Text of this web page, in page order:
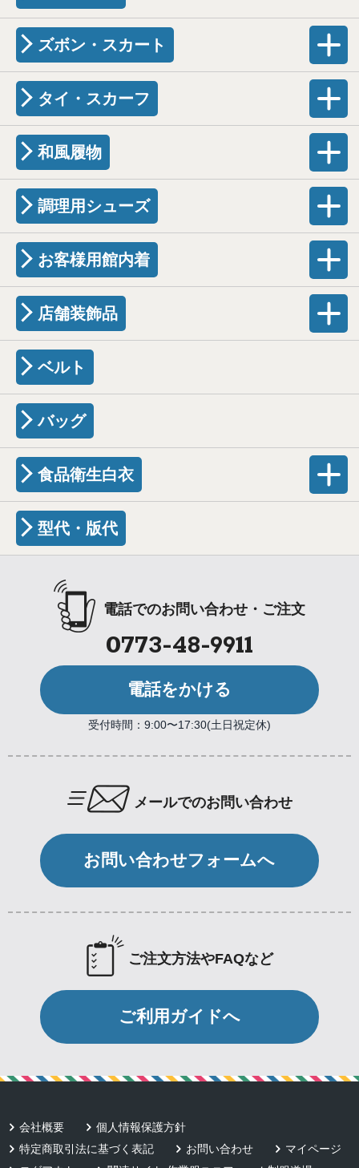
ズボン・スカート
タイ・スカーフ
和風履物
調理用シューズ
お客様用館内着
店舗装飾品
ベルト
バッグ
食品衛生白衣
型代・版代
電話でのお問い合わせ・ご注文
0773-48-9911
電話をかける
受付時間：9:00〜17:30(土日祝定休)
メールでのお問い合わせ
お問い合わせフォームへ
ご注文方法やFAQなど
ご利用ガイドへ
会社概要
個人情報保護方針
特定商取引法に基づく表記
お問い合わせ
マイページ